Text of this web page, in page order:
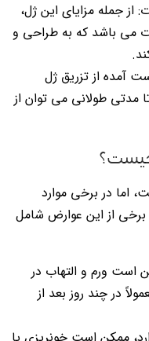
جمله مزایای این ژل،
باشد که به طراحی و
آمده از تزریق ژل
مدتی طولانی می توان از
اما در برخی موارد
از این عوارض شامل
است ورم و التهاب در
در چند روز بعد از